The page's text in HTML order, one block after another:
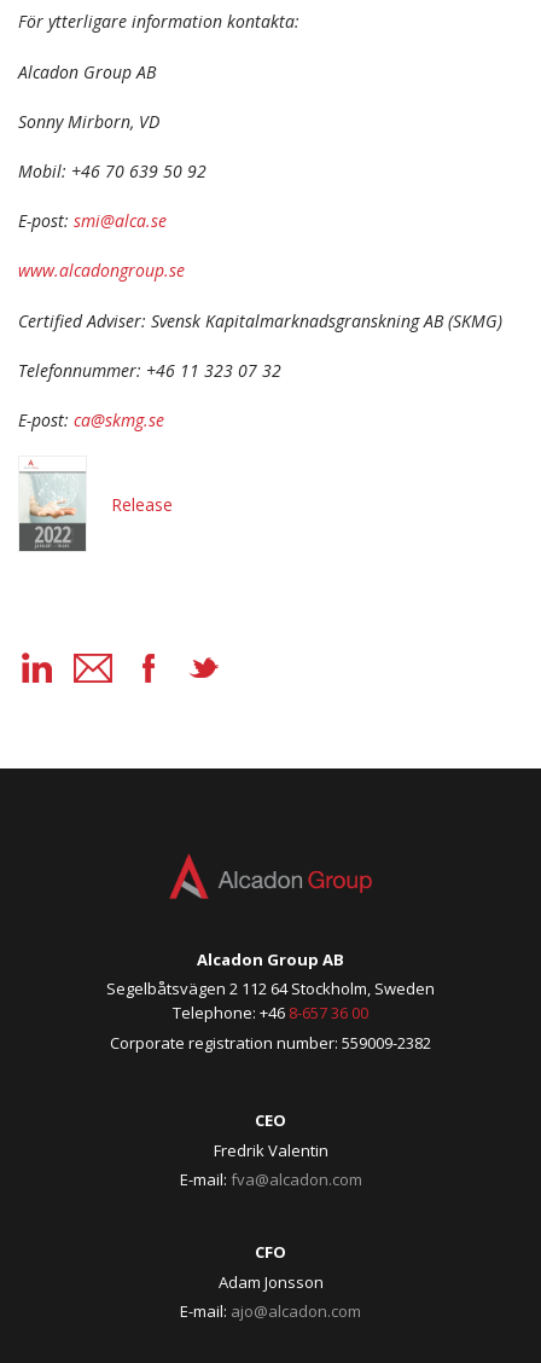
För ytterligare information kontakta:
Alcadon Group AB
Sonny Mirborn, VD
Mobil: +46 70 639 50 92
E-post: smi@alca.se
www.alcadongroup.se
Certified Adviser: Svensk Kapitalmarknadsgranskning AB (SKMG)
Telefonnummer: +46 11 323 07 32
E-post: ca@skmg.se
Release
Alcadon Group AB
Segelbåtsvägen 2 112 64 Stockholm, Sweden
Telephone: +46 8-657 36 00
Corporate registration number: 559009-2382
CEO
Fredrik Valentin
E-mail: fva@alcadon.com
CFO
Adam Jonsson
E-mail: ajo@alcadon.com